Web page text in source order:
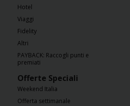
Hotel
Viaggi
Fidelity
Altri
PAYBACK: Raccogli punti e
premiati
Offerte Speciali
Weekend Italia
Offerta settimanale